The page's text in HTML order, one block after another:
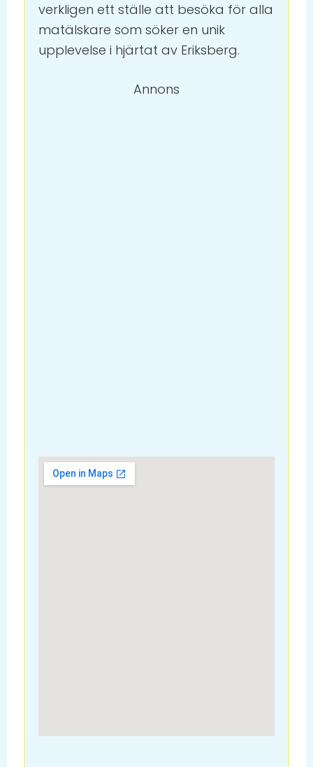
verkligen ett ställe att besöka för alla
matälskare som söker en unik
upplevelse i hjärtat av Eriksberg.
Annons